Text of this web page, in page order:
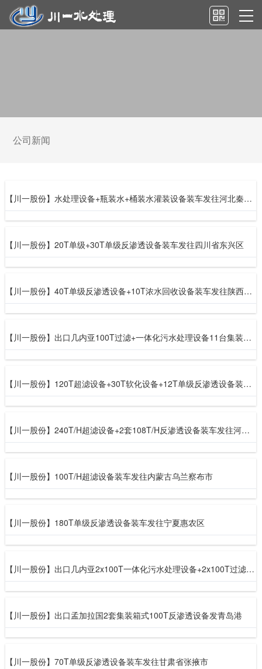
公司新闻
【川一股份】水处理设备+瓶装水+桶装水灌装设备装车发往河北秦皇岛
【川一股份】20T单级+30T单级反渗透设备装车发往四川省东兴区
【川一股份】40T单级反渗透设备+10T浓水回收设备装车发往陕西榆林市
【川一股份】出口几内亚100T过滤+一体化污水处理设备11台集装箱发烟台港
【川一股份】120T超滤设备+30T软化设备+12T单级反渗透设备装车发往内蒙古
【川一股份】240T/H超滤设备+2套108T/H反渗透设备装车发往河北保定市
【川一股份】100T/H超滤设备装车发往内蒙古乌兰察布市
【川一股份】180T单级反渗透设备装车发往宁夏惠农区
【川一股份】出口几内亚2x100T一体化污水处理设备+2x100T过滤设备发烟台港
【川一股份】出口孟加拉国2套集装箱式100T反渗透设备发青岛港
【川一股份】70T单级反渗透设备装车发往甘肃省张掖市